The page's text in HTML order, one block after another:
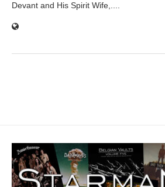
Devant and His Spirit Wife,....